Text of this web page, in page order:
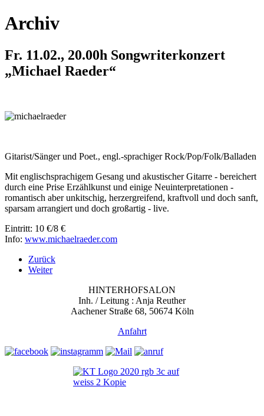
Archiv
Fr. 11.02., 20.00h Songwriterkonzert
„Michael Raeder“
Gitarist/Sänger und Poet., engl.-sprachiger Rock/Pop/Folk/Balladen
Mit englischsprachigem Gesang und akustischer Gitarre - bereichert
durch eine Prise Erzählkunst und einige Neuinterpretationen -
romantisch aber unkitschig, herzergreifend, kraftvoll und doch sanft,
sparsam arrangiert und doch großartig - live.
Eintritt: 10 €/8 €
Info: www.michaelraeder.com
Zurück
Weiter
HINTERHOFSALON
Inh. / Leitung : Anja Reuther
Aachener Straße 68, 50674 Köln
Anfahrt